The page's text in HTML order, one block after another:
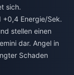
sich.
+0,4 Energie/Sek.
stellen einen
dar. Angel in
Schaden